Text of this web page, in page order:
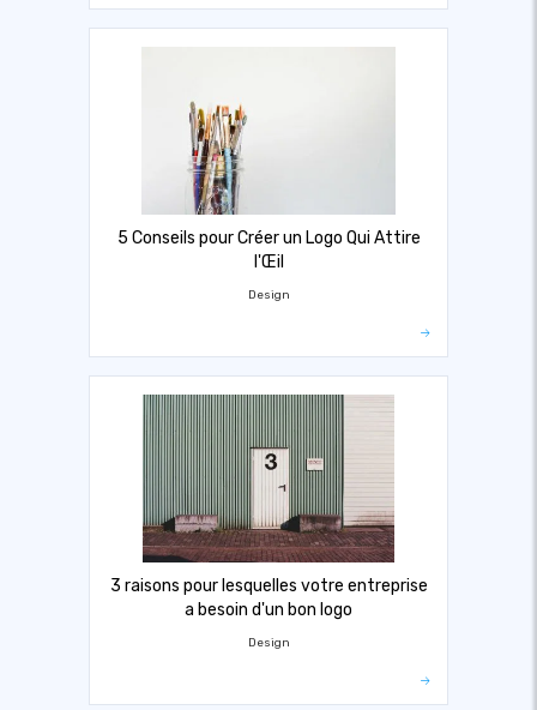
5 Conseils pour Créer un Logo Qui Attire
l'Œil
Design
3 raisons pour lesquelles votre entreprise
a besoin d'un bon logo
Design